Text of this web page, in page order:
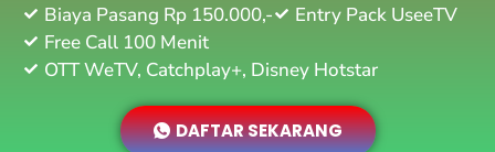
Biaya Pasang Rp 150.000,-
Entry Pack UseeTV
Free Call 100 Menit
OTT WeTV, Catchplay+, Disney Hotstar
DAFTAR SEKARANG